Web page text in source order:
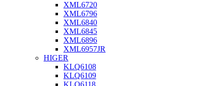
XML6720
XML6796
XML6840
XML6845
XML6896
XML6957JR
HIGER
KLQ6108
KLQ6109